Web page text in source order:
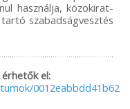
használja, közokirat-
szabadságvesztés
el: